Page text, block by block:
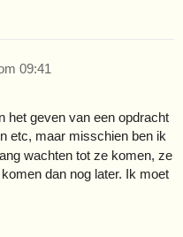
09:41
het geven van een opdracht
etc, maar misschien ben ik
wachten tot ze komen, ze
dan nog later. Ik moet